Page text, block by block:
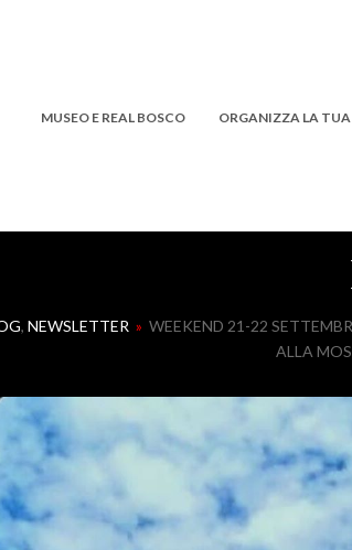
MUSEO E REAL BOSCO ORGANIZZA LA
, NEWSLETTER » WEEKEND 21-22
ALLA